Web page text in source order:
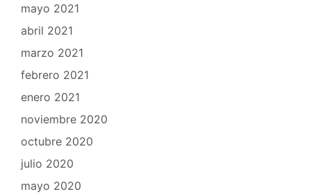
mayo 2021
abril 2021
marzo 2021
febrero 2021
enero 2021
noviembre 2020
octubre 2020
julio 2020
mayo 2020